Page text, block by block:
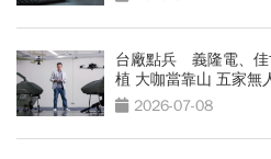
台廠點兵 義隆電、佳
植 大咖當靠山 五家無
2026-07-08